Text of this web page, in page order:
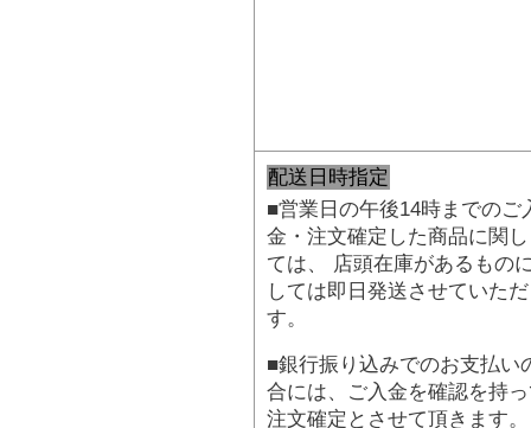
配送日時指定
■営業日の午後14時までのご
金・注文確定した商品に関
ては、 店頭在庫があるもの
しては即日発送させていた
す。
■銀行振り込みでのお支払い
合には、ご入金を確認を持
注文確定とさせて頂きます。